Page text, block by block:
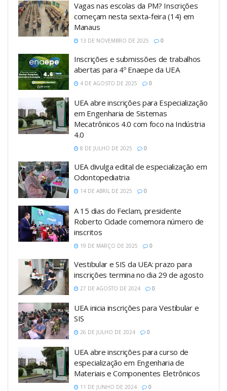
Vagas nas escolas da PM? Inscrições
começam nesta sexta-feira (14) em
Manaus
13 DE NOVEMBRO DE 2025 0
Inscrições e submissões de trabalhos
abertas para 4º Enaepe da UEA
4 DE AGOSTO DE 2025 0
UEA abre inscrições para Especialização
em Engenharia de Sistemas
Mecatrônicos 4.0 com foco na Indústria
4.0
8 DE JULHO DE 2025 0
UEA divulga edital de especialização em
Odontopediatria
14 DE ABRIL DE 2025 0
A 15 dias do Feclam, presidente
Roberto Cidade comemora número de
inscritos
19 DE MARÇO DE 2025 0
Vestibular e SIS da UEA: prazo para
inscrições termina no dia 29 de agosto
27 DE AGOSTO DE 2024 0
UEA inicia inscrições para Vestibular e
SIS
26 DE JULHO DE 2024 0
UEA abre inscrições para curso de
especialização em Engenharia de
Materiais e Componentes Eletrônicos
11 DE JUNHO DE 2024 0